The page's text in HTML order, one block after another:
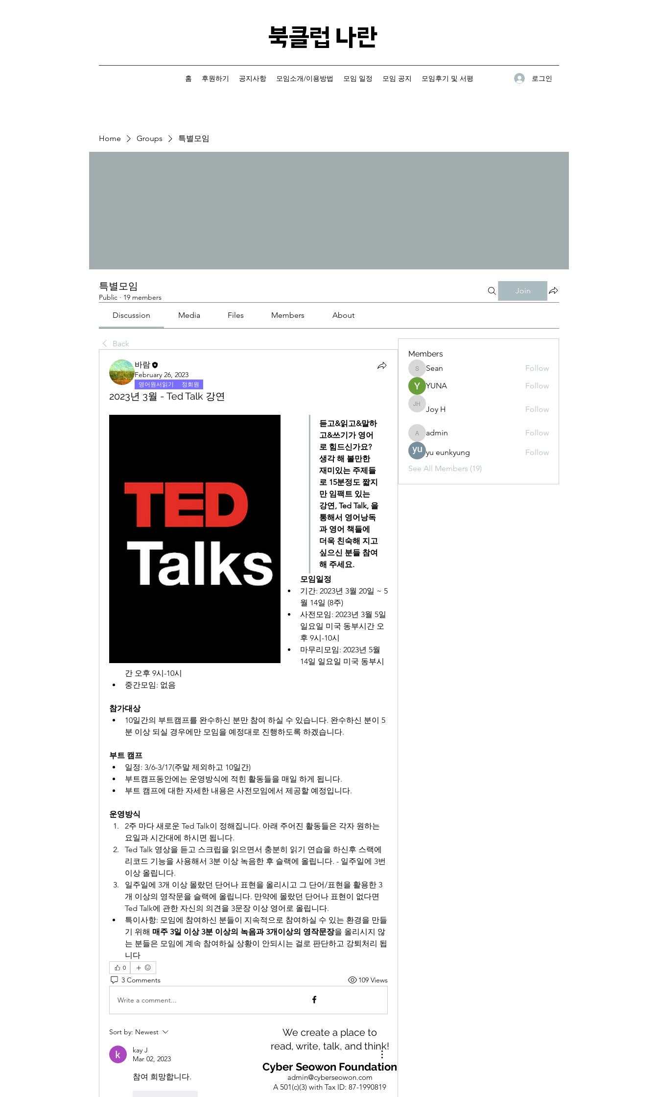
​북클럽 나란
홈 후원하기 공지사항 모임소개/이용방법 모임 일정 모임 공지 모임후기 및 서평 로그인
Home Groups 특별모임
특별모임
Public · 19 members
Join
Discussion Media Files Members About
Back
바람
February 26, 2023
영어원서읽기 정회원
2023년 3월 - Ted Talk 강연
듣고&읽고&말하
고&쓰기가 영어
로 힘드신가요?
생각 해 볼만한
재미있는 주제들
로 15분정도 짧지
만 임팩트 있는
강연, Ted Talk, 을
통해서 영어낭독
과 영어 책들에
더욱 친숙해 지고
싶으신 분들 참여
해 주세요.
모임일정
기간: 2023년 3월 20일 ~ 5
월 14일 (8주)
사전모임: 2023년 3월 5일
일요일 미국 동부시간 오
후 9시-10시
마무리모임: 2023년 5월
14일 일요일 미국 동부시
간 오후 9시-10시
중간모임: 없음
참가대상
10일간의 부트캠프를 완수하신 분만 참여 하실 수 있습니다. 완수하신 분이 5
분 이상 되실 경우에만 모임을 예정대로 진행하도록 하겠습니다.
부트 캠프
일정: 3/6-3/17(주말 제외하고 10일간)
부트캠프동안에는 운영방식에 적힌 활동들을 매일 하게 됩니다.
부트 캠프에 대한 자세한 내용은 사전모임에서 제공할 예정입니다.
운영방식
2주 마다 새로운 Ted Talk이 정해집니다. 아래 주어진 활동들은 각자 원하는
요일과 시간대에 하시면 됩니다.
Ted Talk 영상을 듣고 스크립을 읽으면서 충분히 읽기 연습을 하신후 스랙에
리코드 기능을 사용해서 3분 이상 녹음한 후 슬랙에 올립니다. - 일주일에 3번
이상 올립니다.
일주일에 3개 이상 몰랐던 단어나 표현을 올리시고 그 단어/표현을 활용한 3
개 이상의 영작문을 슬랙에 올립니다. 만약에 몰랐던 단어나 표현이 없다면
Ted Talk에 관한 자신의 의견을 3문장 이상 영어로 올립니다.
특이사항: 모임에 참여하신 분들이 지속적으로 참여하실 수 있는 환경을 만들
기 위해 매주 3일 이상 3분 이상의 녹음과 3개이상의 영작문장을 올리시지 않
는 분들은 모임에 계속 참여하실 상황이 안되시는 걸로 판단하고 강퇴처리 됩
니다
0
3 Comments 109 Views
Write a comment...
Sort by: Newest
kay J
Mar 02, 2023
참여 희망합니다.
Members
Sean
Sean
Follow
YUNA
Follow
Joy HJoy H Follow
admin
admin Follow
yu eunkyung
Follow
See All Members (19)
We create a place to
read, write, talk, and think!
Cyber Seowon Foundation
admin@cyberseowon.com
A 501(c)(3) with Tax ID: 87-1990819